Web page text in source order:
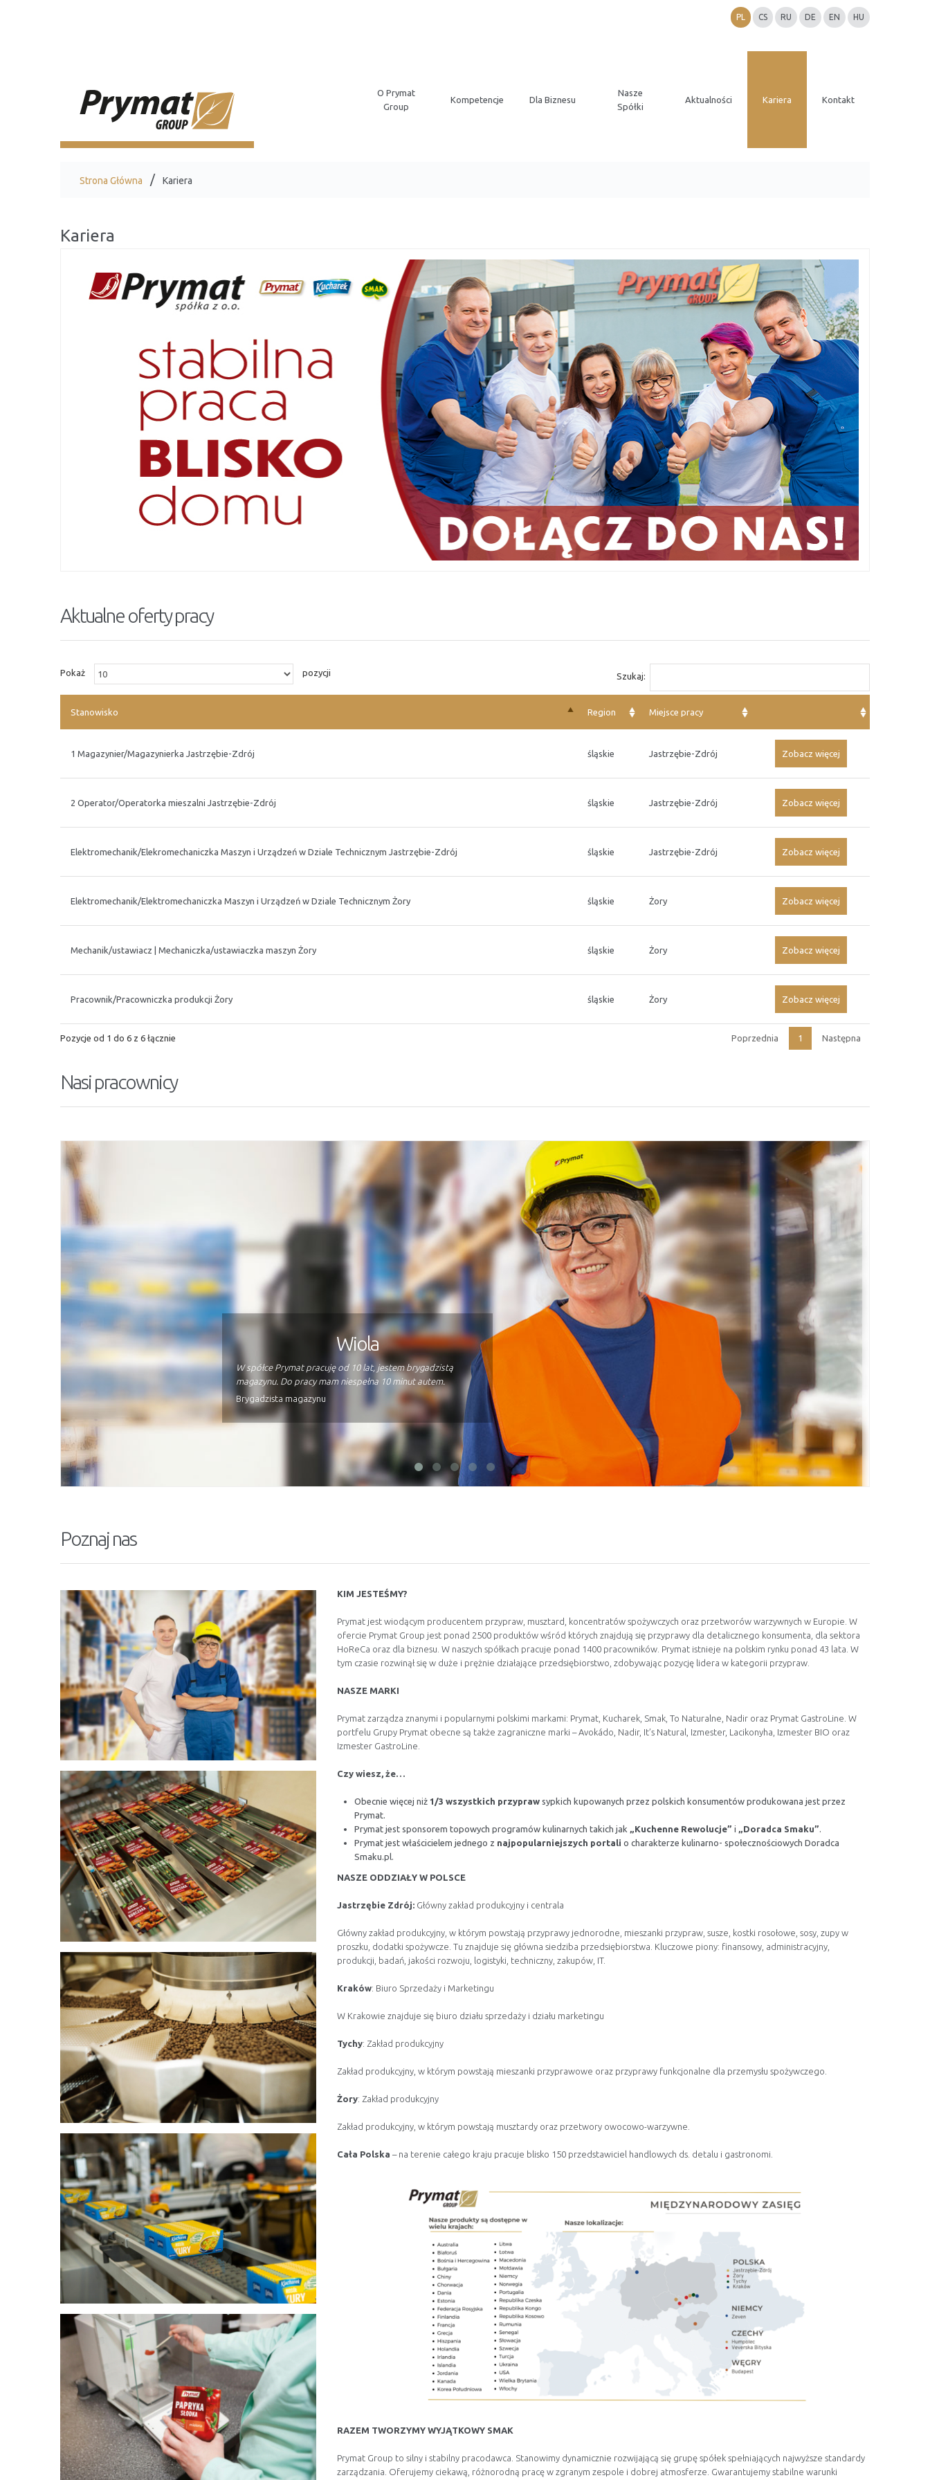
PL CS RU DE EN HU
O Prymat
Group
Kompetencje Dla Biznesu
Nasze
Spółki
Aktualności Kariera Kontakt
Strona Główna Kariera
Kariera
Aktualne oferty pracy
Pokaż pozycji Szukaj:
Stanowisko Region Miejsce pracy
1 Magazynier/Magazynierka Jastrzębie-Zdrój śląskie Jastrzębie-Zdrój Zobacz więcej
2 Operator/Operatorka mieszalni Jastrzębie-Zdrój śląskie Jastrzębie-Zdrój Zobacz więcej
Elektromechanik/Elekromechaniczka Maszyn i Urządzeń w Dziale Technicznym Jastrzębie-Zdrój śląskie Jastrzębie-Zdrój Zobacz więcej
Elektromechanik/Elektromechaniczka Maszyn i Urządzeń w Dziale Technicznym Żory śląskie Żory Zobacz więcej
Mechanik/ustawiacz | Mechaniczka/ustawiaczka maszyn Żory śląskie Żory Zobacz więcej
Pracownik/Pracowniczka produkcji Żory śląskie Żory Zobacz więcej
Pozycje od 1 do 6 z 6 łącznie Poprzednia 1 Następna
Nasi pracownicy
Wiola
W spółce Prymat pracuję od 10 lat, jestem brygadzistą
magazynu. Do pracy mam niespełna 10 minut autem.
Brygadzista magazynu
Poznaj nas
KIM JESTEŚMY?
Prymat jest wiodącym producentem przypraw, musztard, koncentratów spożywczych oraz przetworów warzywnych w Europie. W
ofercie Prymat Group jest ponad 2500 produktów wśród których znajdują się przyprawy dla detalicznego konsumenta, dla sektora
HoReCa oraz dla biznesu. W naszych spółkach pracuje ponad 1400 pracowników. Prymat istnieje na polskim rynku ponad 43 lata. W
tym czasie rozwinął się w duże i prężnie działające przedsiębiorstwo, zdobywając pozycję lidera w kategorii przypraw.
NASZE MARKI
Prymat zarządza znanymi i popularnymi polskimi markami: Prymat, Kucharek, Smak, To Naturalne, Nadir oraz Prymat GastroLine. W
portfelu Grupy Prymat obecne są także zagraniczne marki – Avokádo, Nadir, It’s Natural, Izmester, Lacikonyha, Izmester BIO oraz
Izmester GastroLine.
Czy wiesz, że…
Obecnie więcej niż 1/3 wszystkich przypraw sypkich kupowanych przez polskich konsumentów produkowana jest przez
Prymat.
Prymat jest sponsorem topowych programów kulinarnych takich jak
„Kuchenne Rewolucje” i „Doradca Smaku”
Prymat jest właścicielem jednego z najpopularniejszych portali o charakterze kulinarno- społecznościowych Doradca
Smaku.pl.
NASZE ODDZIAŁY W POLSCE
Jastrzębie Zdrój: Główny zakład produkcyjny i centrala
Główny zakład produkcyjny, w którym powstają przyprawy jednorodne, mieszanki przypraw, susze, kostki rosołowe, sosy, zupy w
proszku, dodatki spożywcze. Tu znajduje się główna siedziba przedsiębiorstwa. Kluczowe piony: finansowy, administracyjny,
produkcji, badań, jakości rozwoju, logistyki, techniczny, zakupów, IT.
Kraków: Biuro Sprzedaży i Marketingu
W Krakowie znajduje się biuro działu sprzedaży i działu marketingu
Tychy: Zakład produkcyjny
Zakład produkcyjny, w którym powstają mieszanki przyprawowe oraz przyprawy funkcjonalne dla przemysłu spożywczego.
Żory: Zakład produkcyjny
Zakład produkcyjny, w którym powstają musztardy oraz przetwory owocowo-warzywne.
Cała Polska – na terenie całego kraju pracuje blisko 150 przedstawiciel handlowych ds. detalu i gastronomi.
RAZEM TWORZYMY WYJĄTKOWY SMAK
Prymat Group to silny i stabilny pracodawca. Stanowimy dynamicznie rozwijającą się grupę spółek spełniających najwyższe standardy
zarządzania. Oferujemy ciekawą, różnorodną pracę w zgranym zespole i dobrej atmosferze. Gwarantujemy stabilne warunki